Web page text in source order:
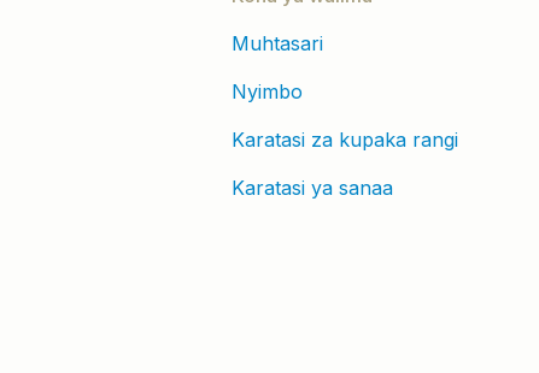
Muhtasari
Nyimbo
Karatasi za kupaka rangi
Karatasi ya sanaa